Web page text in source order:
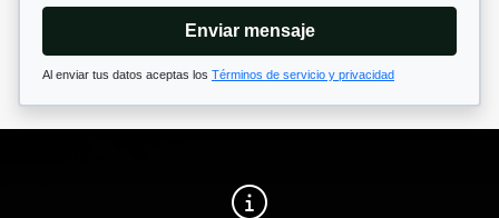
Enviar mensaje
Al enviar tus datos aceptas los Términos de servicio y privacidad